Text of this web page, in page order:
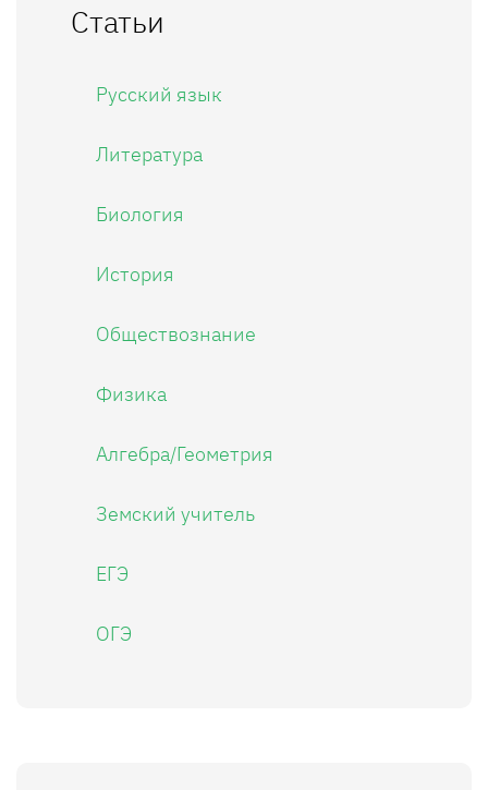
Статьи
Русский язык
Литература
Биология
История
Обществознание
Физика
Алгебра/Геометрия
Земский учитель
ЕГЭ
ОГЭ